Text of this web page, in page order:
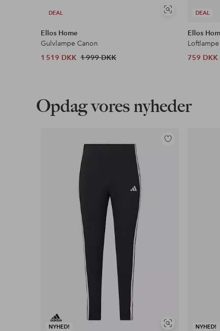
DEAL
Se
Ellos Home
Gulvlampe Canon
1 519 DKK 1 999 DKK
DEAL
Ellos
759 DKK
Opdag vores nyheder
NYHED!
Se
Tilføj
NYHED!